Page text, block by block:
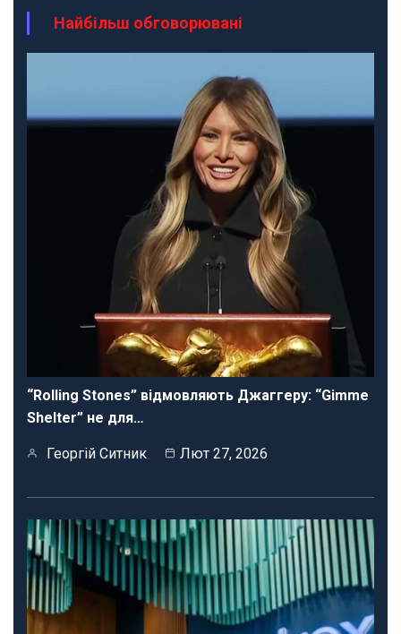
Найбільш обговорювані
“Rolling Stones” відмовляють Джаггеру: “Gimme
Shelter” не для…
Георгій Ситник Лют 27, 2026